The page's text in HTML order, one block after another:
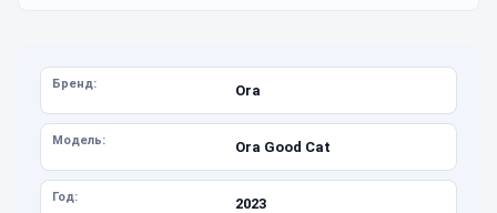
Бренд: Ora
Модель: Ora Good Cat
Год: 2023